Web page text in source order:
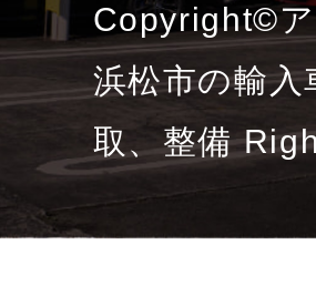
Copyright©
浜松市の輸入
取、整備